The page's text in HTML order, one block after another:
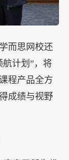
而思网校还
计划”，将
程产品全方
成绩与视野